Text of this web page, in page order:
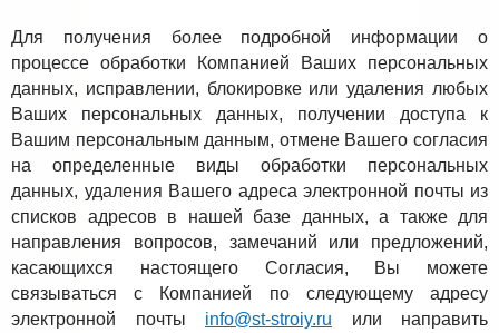
Для получения более подробной информации о
процессе обработки Компанией Ваших персональных
данных, исправлении, блокировке или удаления любых
Ваших персональных данных, получении доступа к
Вашим персональным данным, отмене Вашего согласия
на определенные виды обработки персональных
данных, удаления Вашего адреса электронной почты из
списков адресов в нашей базе данных, а также для
направления вопросов, замечаний или предложений,
касающихся настоящего Согласия, Вы можете
связываться с Компанией по следующему адресу
электронной почты info@st-stroiy.ru или направить